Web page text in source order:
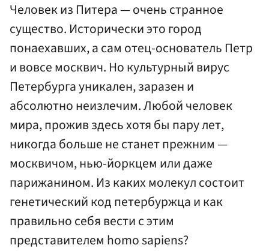
Человек из Питера — очень странное
существо. Исторически это город
понаехавших, а сам отец-основатель Петр
и вовсе москвич. Но культурный вирус
Петербурга уникален, заразен и
абсолютно неизлечим. Любой человек
мира, прожив здесь хотя бы пару лет,
никогда больше не станет прежним —
москвичом, нью-йоркцем или даже
парижанином. Из каких молекул состоит
генетический код петербуржца и как
правильно себя вести с этим
представителем homo sapiens?